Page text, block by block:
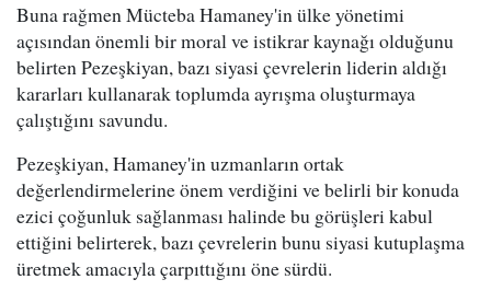
Buna rağmen Mücteba Hamaney'in ülke yönetimi
açısından önemli bir moral ve istikrar kaynağı olduğunu
belirten Pezeşkiyan, bazı siyasi çevrelerin liderin aldığı
kararları kullanarak toplumda ayrışma oluşturmaya
çalıştığını savundu.
Pezeşkiyan, Hamaney'in uzmanların ortak
değerlendirmelerine önem verdiğini ve belirli bir konuda
ezici çoğunluk sağlanması halinde bu görüşleri kabul
ettiğini belirterek, bazı çevrelerin bunu siyasi kutuplaşma
üretmek amacıyla çarpıttığını öne sürdü.